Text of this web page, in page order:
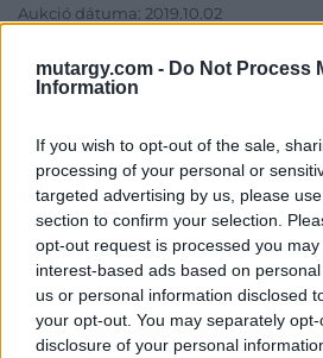
mutargy.com - Do Not Process
Information
If you wish to opt-out of the sale,
processing of your personal or
targeted advertising by us, please
section to confirm your selection.
opt-out request is processed you
interest-based ads based on
us or personal information disclosed
your opt-out. You may separately
disclosure of your personal
Aukció dátuma: 2019.10.02
Aukció helye: Budapest, Balaton utca 8.
Eladó adatai
Eladó:
Cím:
Kft.